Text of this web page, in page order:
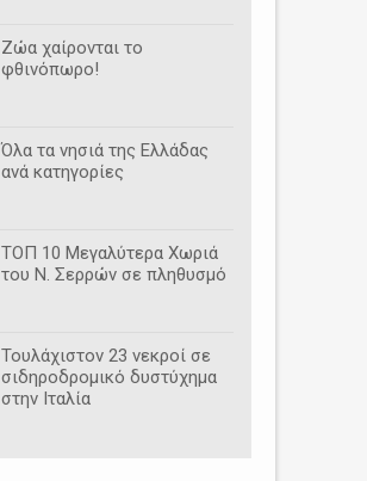
Ζώα χαίρονται το
φθινόπωρο!
Όλα τα νησιά της Ελλάδας
ανά κατηγορίες
ΤΟΠ 10 Μεγαλύτερα Χωριά
του Ν. Σερρών σε πληθυσμό
Τουλάχιστον 23 νεκροί σε
σιδηροδρομικό δυστύχημα
στην Ιταλία